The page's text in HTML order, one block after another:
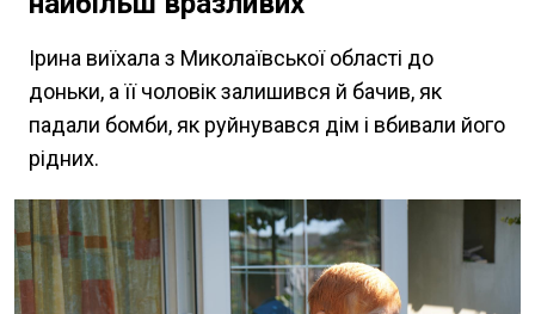
Ірина виїхала з Миколаївської області до
доньки, а її чоловік залишився й бачив, як
падали бомби, як руйнувався дім і вбивали його
рідних.